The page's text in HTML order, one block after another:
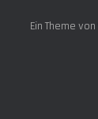
Ein Theme von